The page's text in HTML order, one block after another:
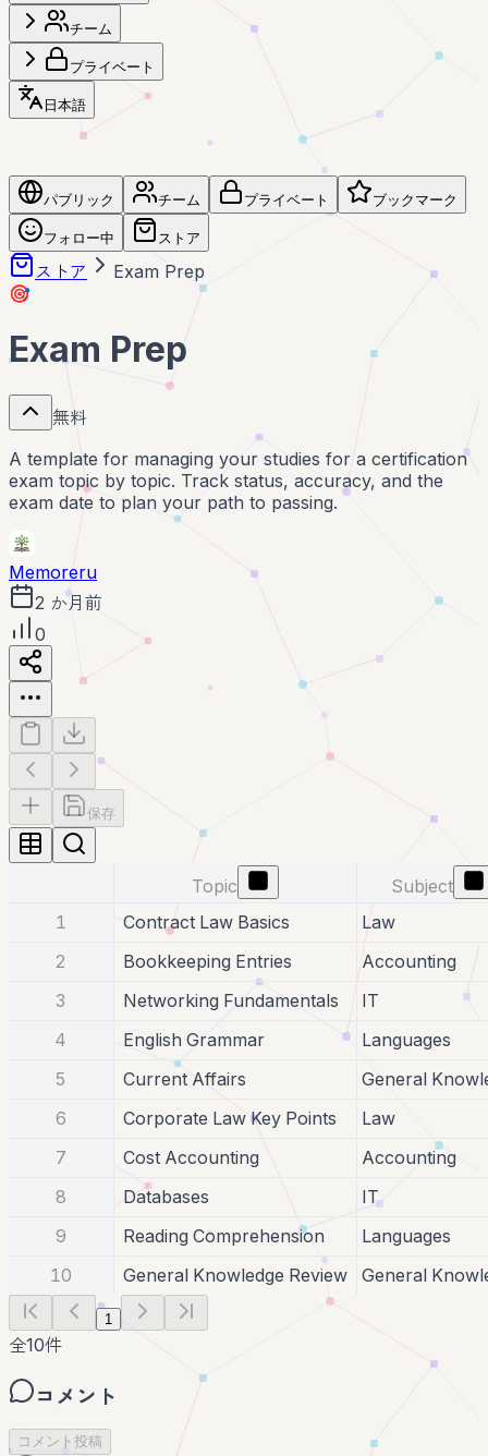
チーム
プライベート
日本語
パブリック チーム プライベート ブックマーク
フォロー中 ストア
ストア Exam Prep
🎯
Exam Prep
無料
A template for managing your studies for a certification
exam topic by topic. Track status, accuracy, and the
exam date to plan your path to passing.
Memoreru
2 か月前
0
保存
Topic
Subject
1
Contract Law Basics
Law
2
Bookkeeping Entries
Accounting
3
Networking Fundamentals
IT
4
English Grammar
Languages
5
Current Affairs
General
6
Corporate Law Key Points
Law
7
Cost Accounting
Accounting
8
Databases
IT
9
Reading Comprehension
Languages
10
General Knowledge Review General
1
全10件
コメント
コメント投稿